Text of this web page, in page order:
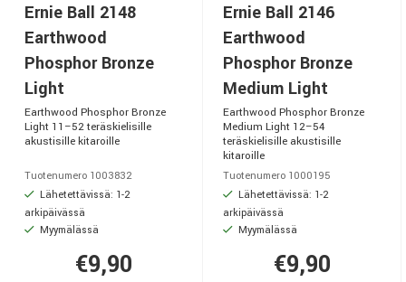
Ernie Ball 2148
Earthwood
Phosphor Bronze
Light
Earthwood Phosphor Bronze
Light 11–52 teräskielisille
akustisille kitaroille
Tuotenumero 1003832
Lähetettävissä: 1-2
arkipäivässä
Myymälässä
€9,90
Ernie Ball 2146
Earthwood
Phosphor Bronze
Medium Light
Earthwood Phosphor Bronze
Medium Light 12–54
teräskielisille akustisille
kitaroille
Tuotenumero 1000195
Lähetettävissä: 1-2
arkipäivässä
Myymälässä
€9,90